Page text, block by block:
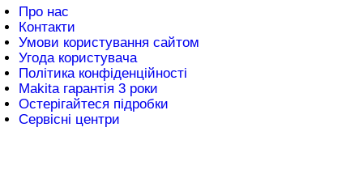
Про нас
Контакти
Умови користування сайтом
Угода користувача
Політика конфіденційності
Makita гарантія 3 роки
Остерігайтеся підробки
Сервісні центри